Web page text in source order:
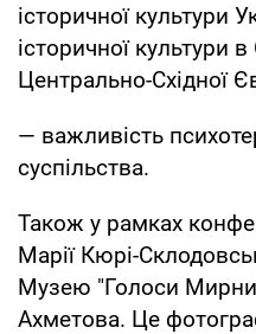
історичної культури
історичної культури
Центрально-Східної
— важливість
суспільства.
Також у рамках
Марії Кюрі-
Музею "Голоси
Ахметова. Це